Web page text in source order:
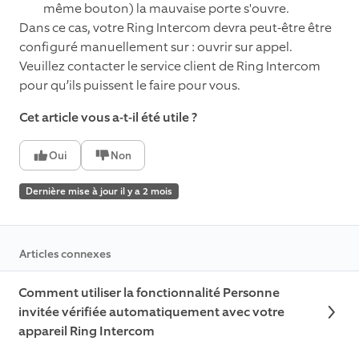
même bouton) la mauvaise porte s'ouvre.
Dans ce cas, votre Ring Intercom devra peut-être être
configuré manuellement sur : ouvrir sur appel.
Veuillez contacter le service client de Ring Intercom
pour qu’ils puissent le faire pour vous.
Cet article vous a-t-il été utile ?
Oui Non
Dernière mise à jour il y a 2 mois
Articles connexes
Comment utiliser la fonctionnalité Personne
invitée vérifiée automatiquement avec votre
appareil Ring Intercom